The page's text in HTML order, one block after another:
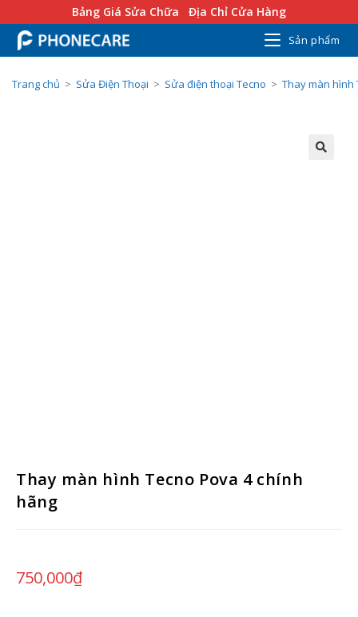
Bảng Giá Sửa Chữa Địa Chỉ Cửa Hàng
Sản phẩm
Trang chủ > Sửa Điện Thoại > Sửa điện thoại Tecno > Thay màn hình
Thay màn hình Tecno Pova 4 chính
hãng
750,000₫